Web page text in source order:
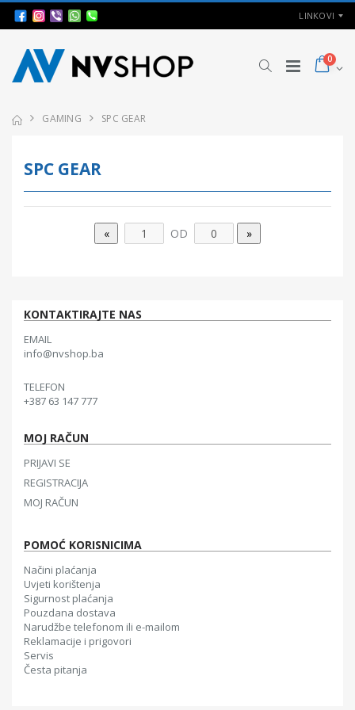
LINKOVI
0
GAMING SPC GEAR
SPC GEAR
OD
KONTAKTIRAJTE NAS
EMAIL
info@nvshop.ba
TELEFON
+387 63 147 777
MOJ RAČUN
PRIJAVI SE
REGISTRACIJA
MOJ RAČUN
POMOĆ KORISNICIMA
Načini plaćanja
Uvjeti korištenja
Sigurnost plaćanja
Pouzdana dostava
Narudžbe telefonom ili e-mailom
Reklamacije i prigovori
Servis
Česta pitanja